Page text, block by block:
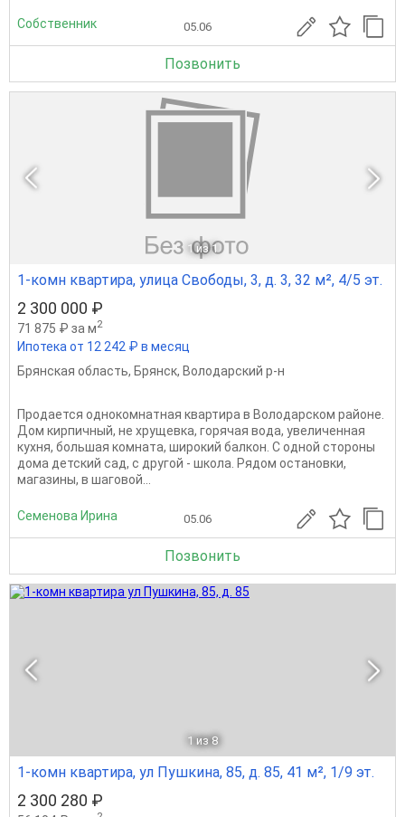
Собственник 05.06
Позвонить
1 из 1
1-комн квартира, улица Свободы, 3, д. 3, 32 м², 4/5 эт.
2 300 000 ₽
71 875 ₽ за м2
Ипотека от 12 242 ₽ в месяц
Брянская область, Брянск, Володарский р-н
Продается однокомнатная квартира в Володарском районе.
Дом кирпичный, не хрущевка, горячая вода, увеличенная
кухня, большая комната, широкий балкон. С одной стороны
дома детский сад, с другой - школа. Рядом остановки,
магазины, в шаговой...
Семенова Ирина 05.06
Позвонить
1 из 8
1-комн квартира, ул Пушкина, 85, д. 85, 41 м², 1/9 эт.
2 300 280 ₽